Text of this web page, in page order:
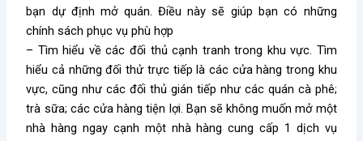
bạn dự định mở quán. Điều này sẽ giúp bạn có những
chính sách phục vụ phù hợp
– Tìm hiểu về các đối thủ cạnh tranh trong khu vực. Tìm
hiểu cả những đối thử trực tiếp là các cửa hàng trong khu
vực, cũng như các đối thủ gián tiếp như các quán cà phê;
trà sữa; các cửa hàng tiện lợi. Bạn sẽ không muốn mở một
nhà hàng ngay cạnh một nhà hàng cung cấp 1 dịch vụ